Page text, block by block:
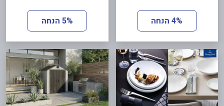
4% הנחה 5% הנחה